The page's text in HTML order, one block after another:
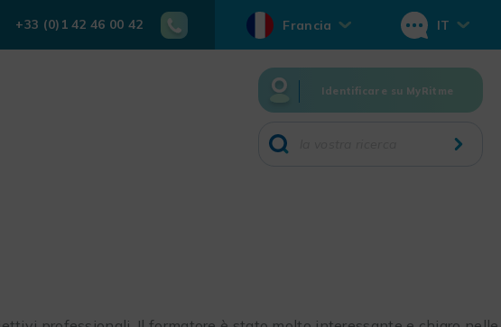
+33 (0)1 42 46 00 42 Francia IT
Identificare su MyRitme